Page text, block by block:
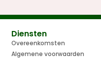
Diensten
Overeenkomsten
Algemene voorwaarden